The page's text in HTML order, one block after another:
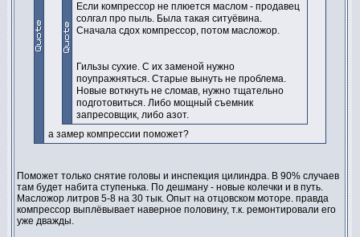
Если компрессор не плюется маслом - продавец
солгал про пыль. Была такая ситуёвина.
Сначала сдох компрессор, потом масложор.
Гильзы сухие. С их заменой нужно
поупражняться. Старые вынуть не проблема.
Новые воткнуть не сломав, нужно тщательно
подготовиться. Либо мощный съемник
запресовщик, либо азот.
а замер компрессии поможет?
Поможет только снятие головы и инспекция цилиндра. В 90% случаев
там будет набита ступенька. По дешману - новые колечки и в путь.
Масложор литров 5-8 на 30 тык. Опыт на отцовском моторе. правда
компрессор выплёвывает наверное половину, т.к. ремонтировали его
уже дважды.